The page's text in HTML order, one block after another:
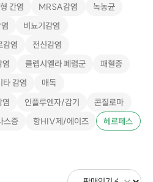
간염 MRSA감염
녹농균
비뇨기감염
감염
전신감염
염
클렙시엘라 폐렴군
패혈증
타 감염
매독
염 인플루엔자/감기
콘질로마
스증 항HIV제/에이즈 헤르페스